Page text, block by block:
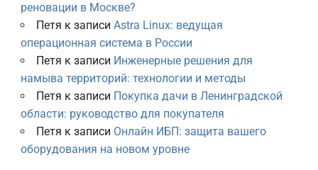
реновации в Москве?
Петя к записи Astra Linux: ведущая
операционная система в России
Петя к записи Инженерные решения для
намыва территорий: технологии и методы
Петя к записи Покупка дачи в Ленинградской
области: руководство для покупателя
Петя к записи Онлайн ИБП: защита вашего
оборудования на новом уровне